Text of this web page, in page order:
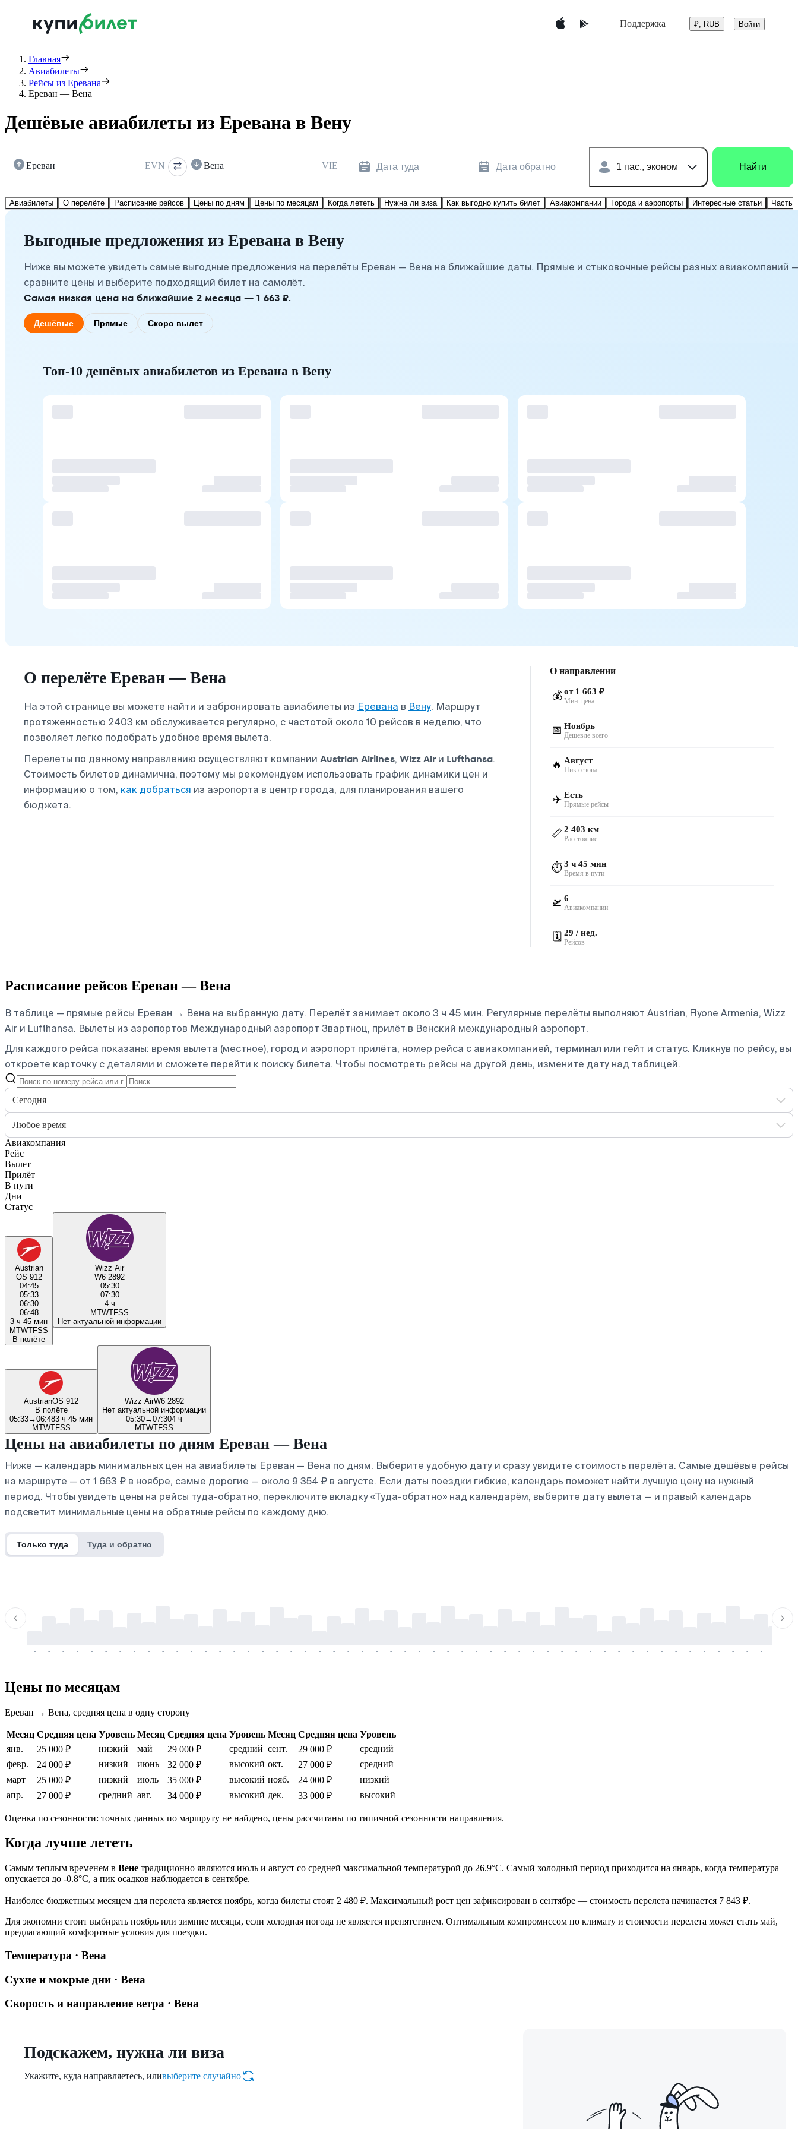
Поддержка ₽, RUB Войти
Главная
Авиабилеты
Рейсы из Еревана
Ереван — Вена
Дешёвые авиабилеты из Еревана в Вену
Ереван EVN Вена VIE Дата туда Дата обратно 1 пас., эконом Найти
Авиабилеты О перелёте Расписание рейсов Цены по дням Цены по месяцам Когда лететь Нужна ли виза Как выгодно купить билет Авиакомпании Города и аэропорты Интересные статьи
Выгодные предложения из Еревана в Вену
Ниже вы можете увидеть самые выгодные предложения на перелёты Ереван — Вена на ближайшие даты. Прямые и стыковочные рейсы разных авиакомпаний
сравните цены и выберите подходящий билет на самолёт.
Самая низкая цена на ближайшие 2 месяца — 1 663 ₽.
Дешёвые Прямые Скоро вылет
Топ-10 дешёвых авиабилетов из Еревана в Вену
О перелёте Ереван — Вена
На этой странице вы можете найти и забронировать авиабилеты из Еревана в Вену. Маршрут
протяженностью 2403 км обслуживается регулярно, с частотой около 10 рейсов в неделю, что
позволяет легко подобрать удобное время вылета.
Перелеты по данному направлению осуществляют компании Austrian Airlines, Wizz Airи Lufthansa.
Стоимость билетов динамична, поэтому мы рекомендуем использовать график динамики цен и
информацию о том, как добраться из аэропорта в центр города, для планирования вашего
бюджета.
О направлении
💰 от 1 663 ₽
Мин. цена
📅 Ноябрь
Дешевле всего
🔥 Август
Пик сезона
✈️ Есть
Прямые рейсы
📏 2 403 км
Расстояние
⏱️ 3 ч 45 мин
Время в пути
🛫 6
Авиакомпании
🗓️ 29 / нед.
Рейсов
Расписание рейсов Ереван — Вена
В таблице — прямые рейсы Ереван → Вена на выбранную дату. Перелёт занимает около 3 ч 45 мин. Регулярные перелёты выполняют Austrian, Flyone Armenia, Wizz
Air и Lufthansa. Вылеты из аэропортов Международный аэропорт Звартноц, прилёт в Венский международный аэропорт.
Для каждого рейса показаны: время вылета (местное), город и аэропорт прилёта, номер рейса с авиакомпанией, терминал или гейт и статус. Кликнув по рейсу, вы
откроете карточку с деталями и сможете перейти к поиску билета. Чтобы посмотреть рейсы на другой день, измените дату над таблицей.
Сегодня
Любое время
Авиакомпания
Рейс
Вылет
Прилёт
В пути
Дни
Статус
Austrian
OS 912
04:45
05:33
06:30
06:48
3 ч 45 мин
MTWTFSS
В полёте
Wizz Air
W6 2892
05:30
07:30
4 ч
MTWTFSS
Нет актуальной информации
AustrianOS 912
В полёте
05:33→06:483 ч 45 мин
MTWTFSS
Wizz AirW6 2892
Нет актуальной информации
05:30→07:304 ч
MTWTFSS
Цены на авиабилеты по дням Ереван — Вена
Ниже — календарь минимальных цен на авиабилеты Ереван — Вена по дням. Выберите удобную дату и сразу увидите стоимость перелёта. Самые дешёвые рейсы
на маршруте — от 1 663 ₽ в ноябре, самые дорогие — около 9 354 ₽ в августе. Если даты поездки гибкие, календарь поможет найти лучшую цену на нужный
период. Чтобы увидеть цены на рейсы туда-обратно, переключите вкладку «Туда-обратно» над календарём, выберите дату вылета — и правый календарь
подсветит минимальные цены на обратные рейсы по каждому дню.
Только туда Туда и обратно
-
-
-
-
-
-
-
-
-
-
-
-
-
-
-
-
-
-
-
-
-
-
-
-
-
-
-
-
-
-
-
-
-
-
-
-
-
-
-
-
-
-
-
-
-
-
-
-
-
-
-
-
-
-
-
-
-
-
-
-
-
-
-
-
-
-
-
-
-
-
-
-
-
-
-
-
-
-
-
-
-
-
-
-
-
-
-
-
-
-
-
-
-
-
-
-
-
-
-
-
-
-
-
-
Цены по месяцам
Ереван → Вена, средняя цена в одну сторону
Месяц Средняя цена Уровень Месяц Средняя цена Уровень Месяц Средняя цена Уровень
янв.
25 000 ₽ низкий май 29 000 ₽ средний сент. 29 000 ₽
средний
февр.
24 000 ₽ низкий июнь 32 000 ₽ высокий окт. 27 000 ₽
средний
март
25 000 ₽ низкий июль 35 000 ₽ высокий нояб. 24 000 ₽
низкий
апр.
27 000 ₽ средний авг. 34 000 ₽ высокий дек. 33 000 ₽ высокий
Оценка по сезонности: точных данных по маршруту не найдено, цены рассчитаны по типичной сезонности направления.
Когда лучше лететь
Самым теплым временем в Вене традиционно являются июль и август со средней максимальной температурой до 26.9°C. Самый холодный период приходится на январь, когда температура
опускается до -0.8°C, а пик осадков наблюдается в сентябре.
Наиболее бюджетным месяцем для перелета является ноябрь, когда билеты стоят 2 480 ₽. Максимальный рост цен зафиксирован в сентябре — стоимость перелета начинается 7 843 ₽.
Для экономии стоит выбирать ноябрь или зимние месяцы, если холодная погода не является препятствием. Оптимальным компромиссом по климату и стоимости перелета может стать май,
предлагающий комфортные условия для поездки.
Температура · Вена
Сухие и мокрые дни · Вена
Скорость и направление ветра · Вена
Подскажем, нужна ли виза
Укажите, куда направляетесь, иливыберите случайно